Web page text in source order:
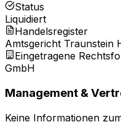
Status
Liquidiert
Handelsregister
Amtsgericht Traunstein
Eingetragene
GmbH
Management &
Keine Informationen